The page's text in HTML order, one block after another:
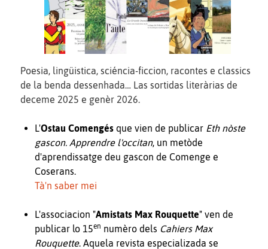
Poesia, lingüistica, sciéncia-ficcion, racontes e classics
de la benda dessenhada… Las sortidas literàrias de
deceme 2025 e genèr 2026.
L'Ostau Comengés que vien de publicar Eth nòste
gascon. Apprendre l'occitan, un metòde
d'aprendissatge deu gascon de Comenge e
Coserans.
Tà'n saber mei
L'associacion "Amistats Max Rouquette" ven de
publicar lo 15en numèro dels Cahiers Max
Rouquette. Aquela revista especializada se